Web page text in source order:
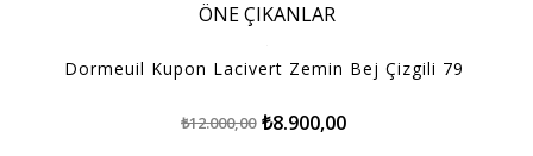
ÖNE ÇIKANLAR
Dormeuil Kupon Lacivert Zemin Bej Çizgili 79
₺8.900,00
₺12.000,00